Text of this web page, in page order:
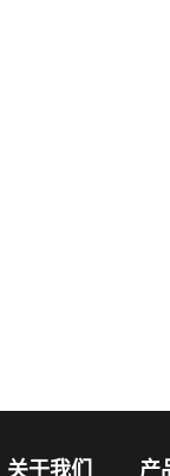
关于我们 产